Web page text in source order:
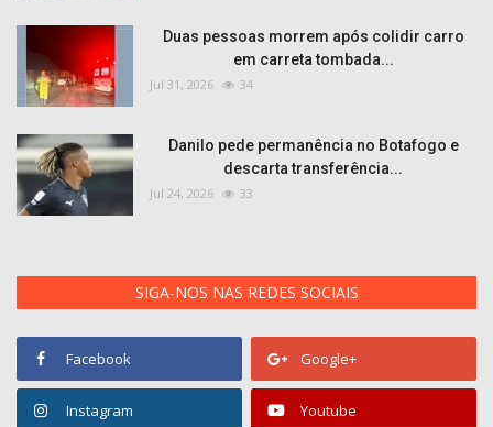
Duas pessoas morrem após colidir carro
em carreta tombada...
Jul 31, 2026 34
Danilo pede permanência no Botafogo e
descarta transferência...
Jul 24, 2026 33
SIGA-NOS NAS REDES SOCIAIS
Facebook Google+
Instagram Youtube